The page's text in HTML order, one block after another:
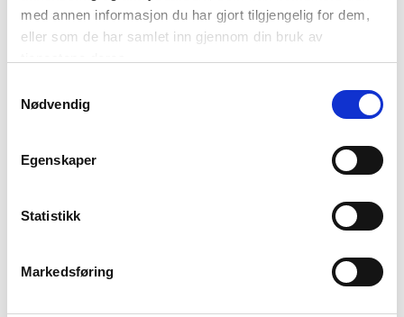
med annen informasjon du har gjort tilgjengelig for dem,
eller som de har samlet inn gjennom din bruk av
Nødvendig
Egenskaper
Statistikk
Markedsføring
KUBBELYS LED 10CM
KUBBELYS LED 10CM